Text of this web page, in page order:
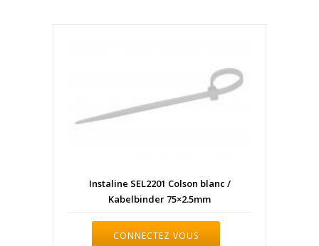
Instaline SEL2201 Colson blanc /
Kabelbinder 75×2.5mm
CONNECTEZ VOUS